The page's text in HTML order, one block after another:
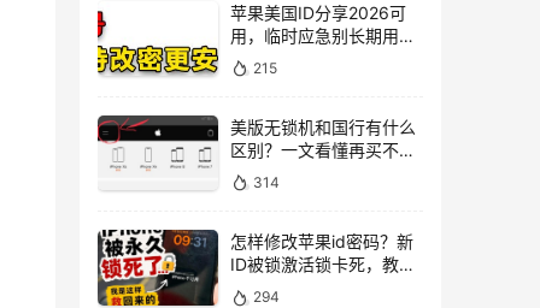
苹果美国ID分享2026可
用，临时应急别长期用，
风险大
215
美版无锁机和国行有什么
区别？一文看懂再买不踩
坑
314
怎样修改苹果id密码？新
ID被锁激活锁卡死，教你
一招解决
294